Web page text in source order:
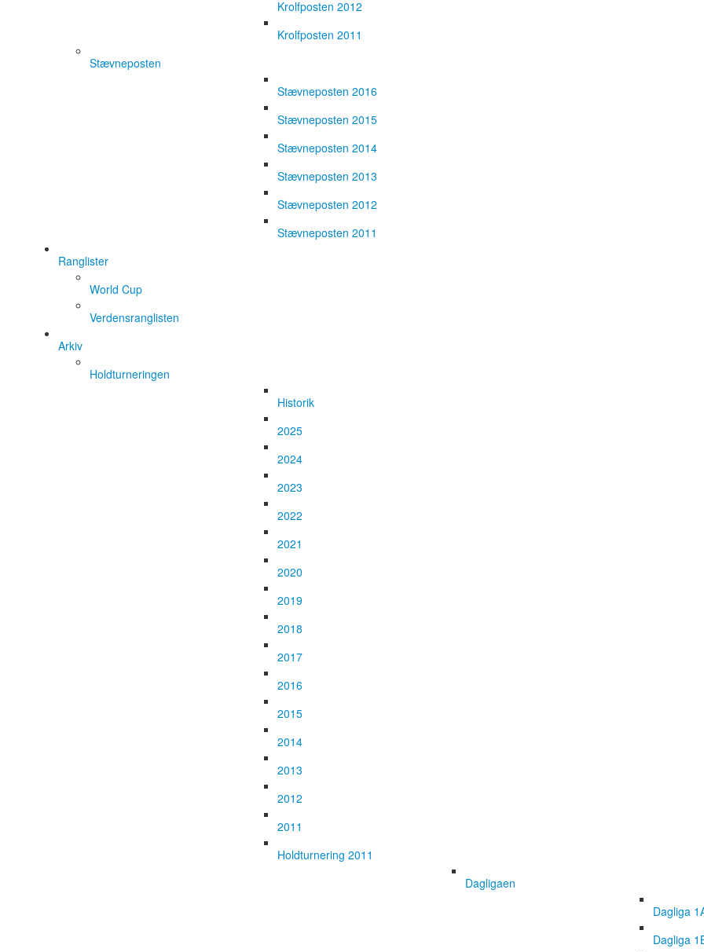
Krolfposten 2012
Krolfposten 2011
Stævneposten
Stævneposten 2016
Stævneposten 2015
Stævneposten 2014
Stævneposten 2013
Stævneposten 2012
Stævneposten 2011
Ranglister
World Cup
Verdensranglisten
Arkiv
Holdturneringen
Historik
2025
2024
2023
2022
2021
2020
2019
2018
2017
2016
2015
2014
2013
2012
2011
Holdturnering 2011
Dagligaen
Dagliga
Dagliga